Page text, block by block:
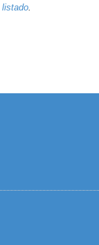
listado.